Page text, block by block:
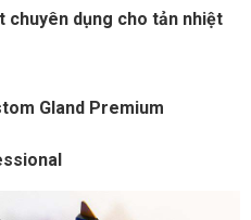
chuyên dụng cho tản nhiệt
Gland Premium